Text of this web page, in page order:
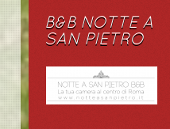
B&B NOTTE A
SAN PIETRO